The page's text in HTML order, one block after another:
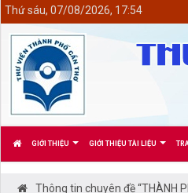
GIỚI THIỆU GIỚI THIỆU TÀI LIỆU
Thứ sáu, 07/08/2026, 17:54
Thông tin chuyên đề “THÀNH
<